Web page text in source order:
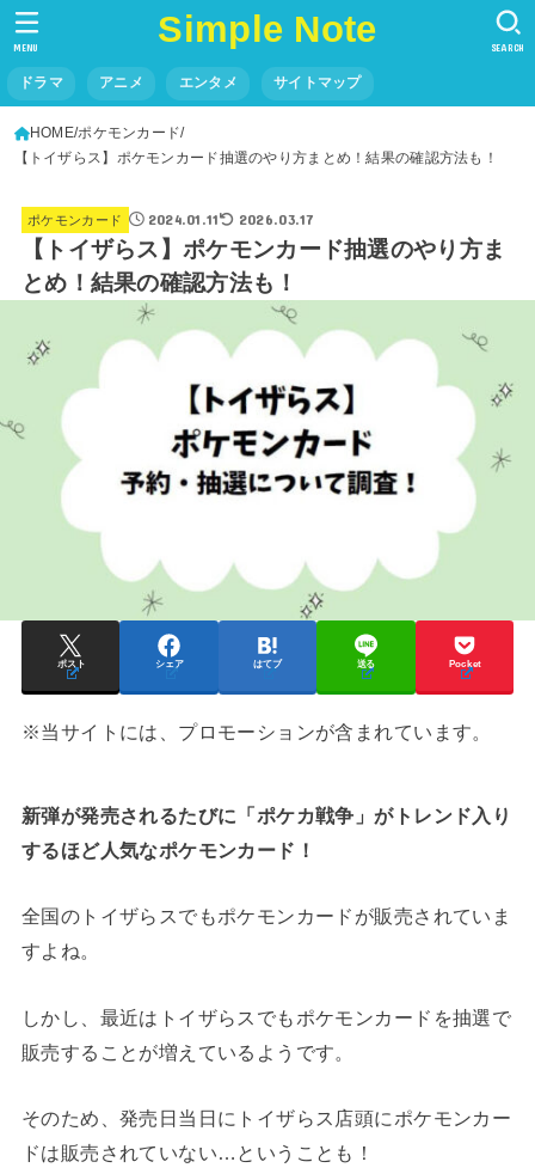
Simple Note
ドラマ アニメ エンタメ サイトマップ
SEARCH
MENU
HOME ポケモンカード
【トイザらス】ポケモンカード抽選のやり方まとめ！結果の確認方法も！
ポケモンカード 2024.01.11 2026.03.17
【トイザらス】ポケモンカード抽選のやり方ま
とめ！結果の確認方法も！
ポスト シェア はてブ 送る Pocket
※当サイトには、プロモーションが含まれています。
新弾が発売されるたびに「ポケカ戦争」がトレンド入り
するほど人気なポケモンカード！
全国のトイザらスでもポケモンカードが販売されていま
すよね。
しかし、最近はトイザらスでもポケモンカードを抽選で
販売することが増えているようです。
そのため、発売日当日にトイザらス店頭にポケモンカー
ドは販売されていない…ということも！